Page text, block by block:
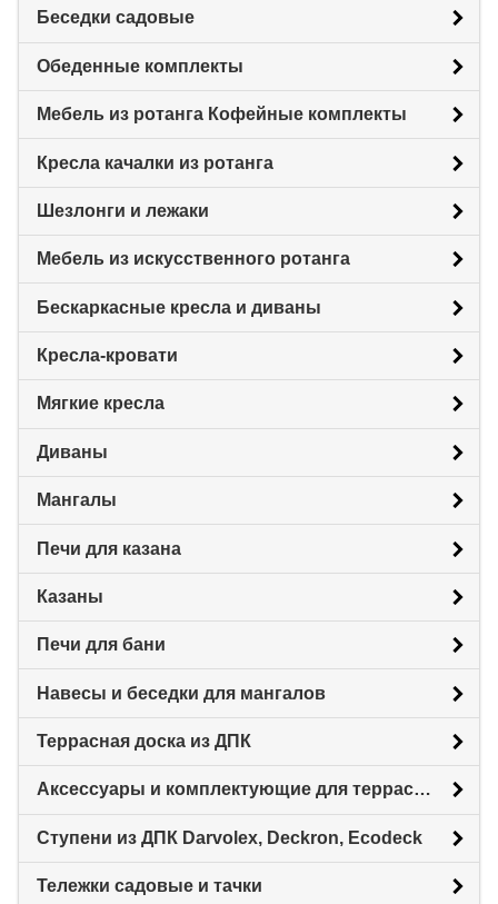
Беседки садовые
Обеденные комплекты
Мебель из ротанга Кофейные комплекты
Кресла качалки из ротанга
Шезлонги и лежаки
Мебель из искусственного ротанга
Бескаркасные кресла и диваны
Кресла-кровати
Мягкие кресла
Диваны
Мангалы
Печи для казана
Казаны
Печи для бани
Навесы и беседки для мангалов
Террасная доска из ДПК
Аксессуары и комплектующие для террасной доски
Ступени из ДПК Darvolex, Deckron, Ecodeck
Тележки садовые и тачки